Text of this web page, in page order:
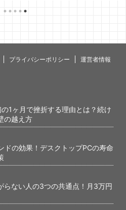
いないんじ
と、あの時
プライバシーポリシー 運営者情報
1ヶ月で挫折する理由とは？続け
の越え方
ドの効果！デスクトップPCの寿命
らない人の3つの共通点！月3万円